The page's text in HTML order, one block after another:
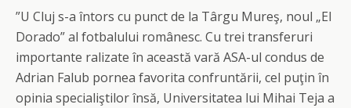
”U Cluj s-a întors cu punct de la Târgu Mureş, noul „El
Dorado” al fotbalului românesc. Cu trei transferuri
importante ralizate în această vară ASA-ul condus de
Adrian Falub pornea favorita confruntării, cel puţin în
opinia specialiştilor însă, Universitatea lui Mihai Teja a